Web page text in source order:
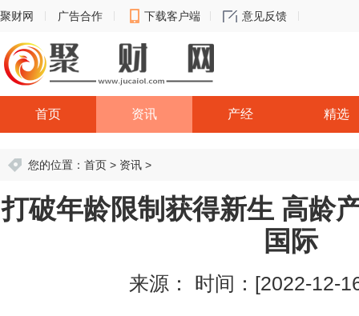
聚财网 广告合作 下载客户端 意见反馈
首页 资讯 产经 精选
您的位置： 首页 > 资讯 >
打破年龄限制获得新生 高
国际
来源： 时间：[2022-12-